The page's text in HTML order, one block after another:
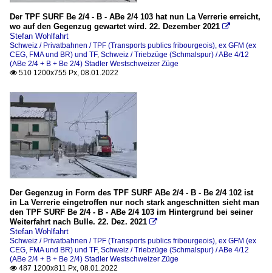
Der TPF SURF Be 2/4 - B - ABe 2/4 103 hat nun La Verrerie erreicht,
wo auf den Gegenzug gewartet wird. 22. Dezember 2021 
Stefan Wohlfahrt
Schweiz / Privatbahnen / TPF (Transports publics fribourgeois), ex GFM (ex
CEG, FMA und BR) und TF, Schweiz / Triebzüge (Schmalspur) / ABe 4/12
(ABe 2/4 + B + Be 2/4) Stadler Westschweizer Züge
 510 1200x755 Px, 08.01.2022
Der Gegenzug in Form des TPF SURF ABe 2/4 - B - Be 2/4 102 ist
in La Verrerie eingetroffen nur noch stark angeschnitten sieht man
den TPF SURF Be 2/4 - B - ABe 2/4 103 im Hintergrund bei seiner
Weiterfahrt nach Bulle. 22. Dez. 2021 
Stefan Wohlfahrt
Schweiz / Privatbahnen / TPF (Transports publics fribourgeois), ex GFM (ex
CEG, FMA und BR) und TF, Schweiz / Triebzüge (Schmalspur) / ABe 4/12
(ABe 2/4 + B + Be 2/4) Stadler Westschweizer Züge
 487 1200x811 Px, 08.01.2022